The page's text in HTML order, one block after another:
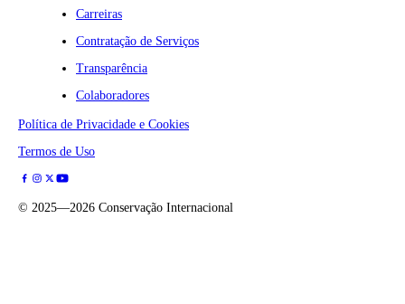
Carreiras
Contratação de Serviços
Transparência
Colaboradores
Política de Privacidade e Cookies
Termos de Uso
© 2025—2026 Conservação Internacional